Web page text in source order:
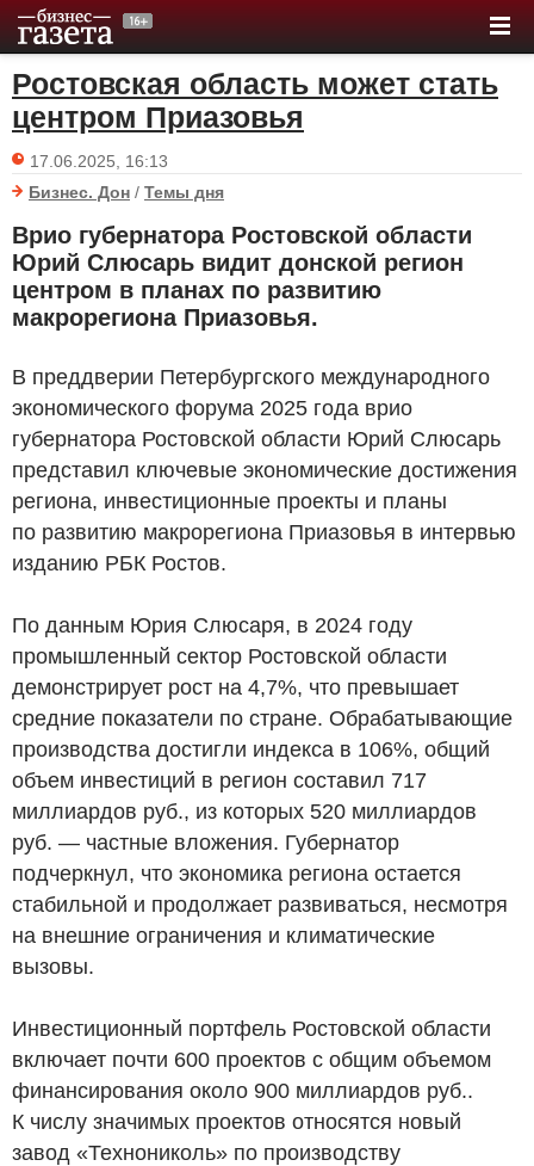
Ростовская область может стать
центром Приазовья
17.06.2025, 16:13
Бизнес. Дон / Темы дня
Врио губернатора Ростовской области
Юрий Слюсарь видит донской регион
центром в планах по развитию
макрорегиона Приазовья.
В преддверии Петербургского международного
экономического форума 2025 года врио
губернатора Ростовской области Юрий Слюсарь
представил ключевые экономические достижения
региона, инвестиционные проекты и планы
по развитию макрорегиона Приазовья в интервью
изданию РБК Ростов.
По данным Юрия Слюсаря, в 2024 году
промышленный сектор Ростовской области
демонстрирует рост на 4,7%, что превышает
средние показатели по стране. Обрабатывающие
производства достигли индекса в 106%, общий
объем инвестиций в регион составил 717
миллиардов руб., из которых 520 миллиардов
руб. — частные вложения. Губернатор
подчеркнул, что экономика региона остается
стабильной и продолжает развиваться, несмотря
на внешние ограничения и климатические
вызовы.
Инвестиционный портфель Ростовской области
включает почти 600 проектов с общим объемом
финансирования около 900 миллиардов руб..
К числу значимых проектов относятся новый
завод «Технониколь» по производству